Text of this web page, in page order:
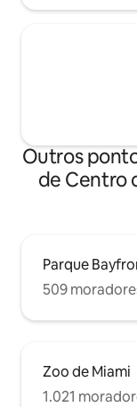
Outros
de Centro
Parque
509
Zoo de Miami
1.021